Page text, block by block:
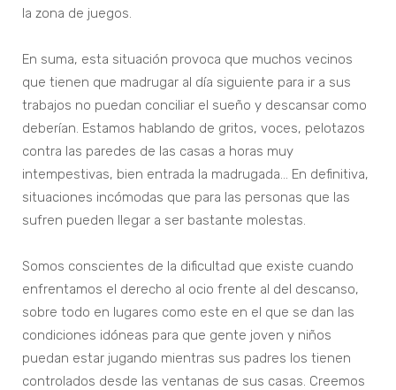
la zona de juegos.
En suma, esta situación provoca que muchos vecinos
que tienen que madrugar al día siguiente para ir a sus
trabajos no puedan conciliar el sueño y descansar como
deberían. Estamos hablando de gritos, voces, pelotazos
contra las paredes de las casas a horas muy
intempestivas, bien entrada la madrugada… En definitiva,
situaciones incómodas que para las personas que las
sufren pueden llegar a ser bastante molestas.
Somos conscientes de la dificultad que existe cuando
enfrentamos el derecho al ocio frente al del descanso,
sobre todo en lugares como este en el que se dan las
condiciones idóneas para que gente joven y niños
puedan estar jugando mientras sus padres los tienen
controlados desde las ventanas de sus casas. Creemos